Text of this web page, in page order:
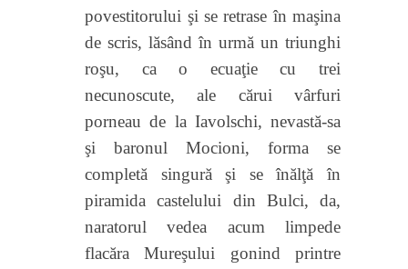
povestitorului şi se retrase în maşina
de scris, lăsând în urmăun triunghi
roşu, ca o ecuaţie cu trei
necunoscute, ale cărui vârfuri
porneau de la Iavolschi, nevastă-sa
şi baronul Mocioni, forma se
completă singură şi se înălţă în
piramida castelului din Bulci, da,
naratorul vedea acum limpede
flacăra Mureşului gonind printre